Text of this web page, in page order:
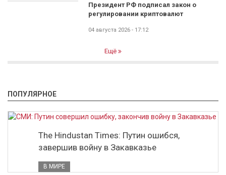
Президент РФ подписал закон о
регулировании криптовалют
04 августа 2026 - 17:12
Ещё
ПОПУЛЯРНОЕ
The Hindustan Times: Путин ошибся,
завершив войну в Закавказье
В МИРЕ